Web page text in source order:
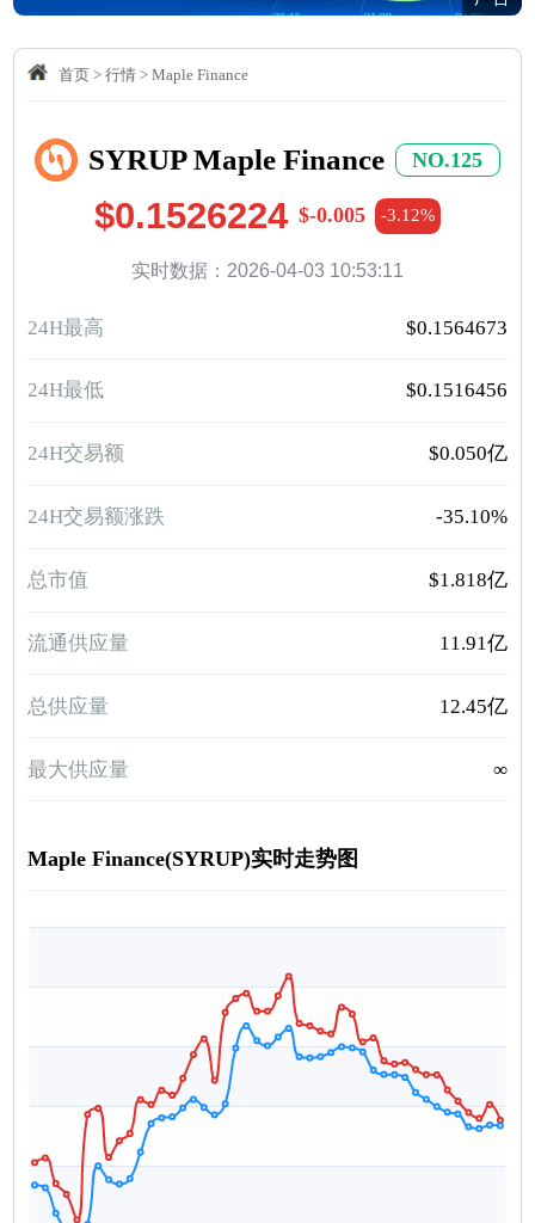
首页> 行情> Maple Finance
SYRUP Maple Finance NO.125
$0.1526224 $-0.005 -3.12%
实时数据：2026-04-03 10:53:11
24H最高 $0.1564673
24H最低 $0.1516456
24H交易额 $0.050亿
24H交易额涨跌 -35.10%
总市值 $1.818亿
流通供应量 11.91亿
总供应量 12.45亿
最大供应量 ∞
Maple Finance(SYRUP)实时走势图